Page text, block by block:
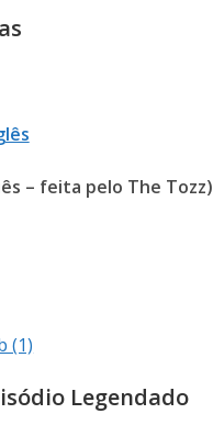
– feita pelo The Tozz)
Legendado